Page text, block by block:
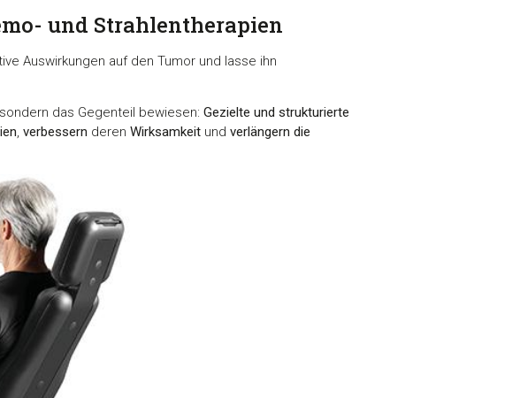
und Strahlentherapien
Auswirkungen auf den Tumor und lasse ihn
das Gegenteil bewiesen: Gezielte und strukturierte
, verbessern deren Wirksamkeit und verlängern die